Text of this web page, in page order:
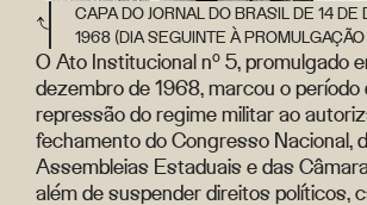
CAPA DO JORNAL DO BRASIL DE 14
1968 (DIA SEGUINTE À
O Ato Institucional nº 5, promulgado
dezembro de 1968, marcou o período
repressão do regime militar ao
fechamento do Congresso Nacional,
Assembleias Estaduais e das
além de suspender direitos políticos,